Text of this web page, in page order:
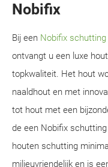
Nobifix
Bij een Nobifix schutting
ontvangt u een luxe
topkwaliteit. Het hout
naaldhout en met
tot hout met een
de een Nobifix
houten schutting
milieuvriendelijk en is